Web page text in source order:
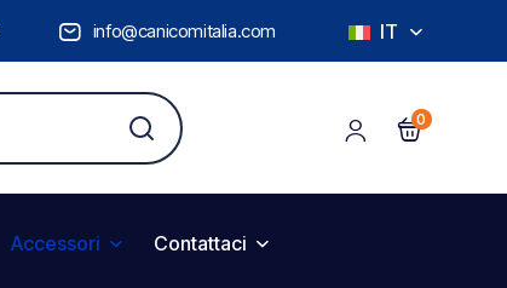
info@canicomitalia.com IT
0
Accessori Contattaci